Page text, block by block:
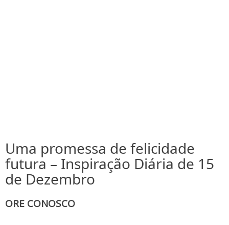
Uma promessa de felicidade
futura – Inspiração Diária de 15
de Dezembro
ORE CONOSCO